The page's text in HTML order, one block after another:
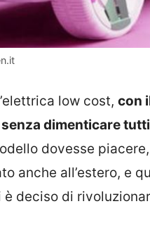
low cost, con
dimenticare
dovesse piacere,
anche all’estero, e
deciso di